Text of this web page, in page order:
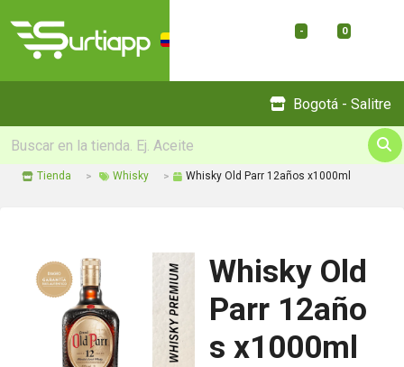
- 0
Bogotá - Salitre
Tienda Whisky Whisky Old Parr 12años x1000ml
Whisky Old
Parr 12año
s x1000ml